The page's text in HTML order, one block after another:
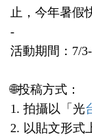
止，今年暑假
-
活動期間：7/
🌐投稿方式：
1. 拍攝以「光
2. 以貼文形式